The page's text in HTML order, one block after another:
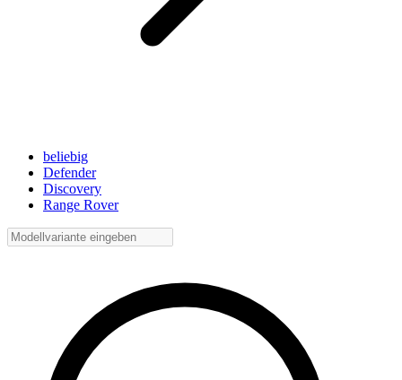
beliebig
Defender
Discovery
Range Rover